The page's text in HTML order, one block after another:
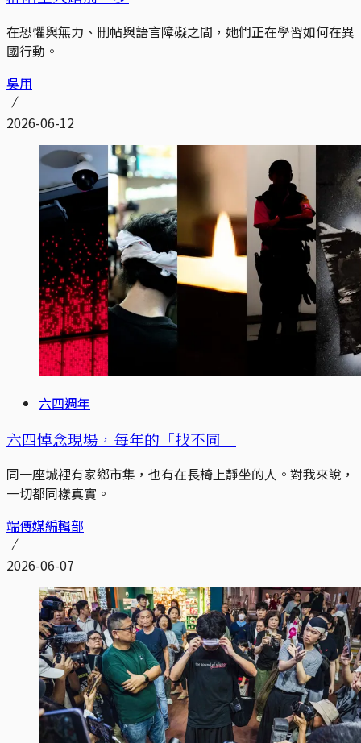
在恐懼與無力、刪帖與語言障礙之間，她們正在學習如何在異
國行動。
吳用
2026-06-12
六四週年
六四悼念現場，每年的「找不同」
同一座城裡有家鄉市集，也有在長椅上靜坐的人。對我來說，
一切都同樣真實。
端傳媒編輯部
2026-06-07